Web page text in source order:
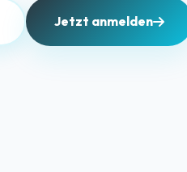
Jetzt anmelden